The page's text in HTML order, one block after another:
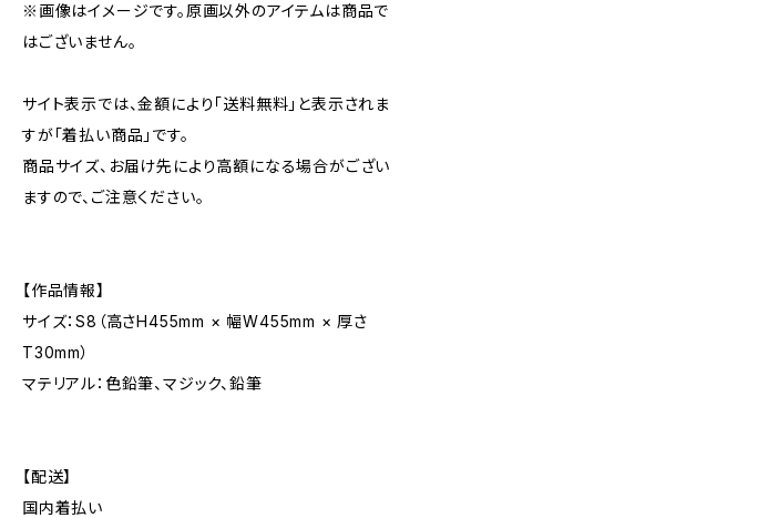
※画像はイメージです。原画以外のアイテムは商品で
はございません。
サイト表示では、金額により「送料無料」と表示されま
すが「着払い商品」です。
商品サイズ、お届け先により高額になる場合がござい
ますので、ご注意ください。
【作品情報】
サイズ：S8（高さH455mm × 幅W455mm × 厚さ
T30mm）
マテリアル：色鉛筆、マジック、鉛筆
【配送】
国内着払い